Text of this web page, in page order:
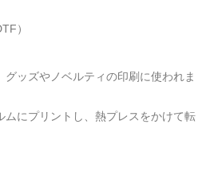
）
ッズやノベルティの印刷に使われま
ムにプリントし、熱プレスをかけて転